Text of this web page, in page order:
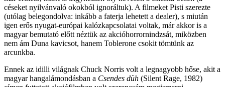
céseket nyilvánvaló okokból ignoráltuk). A filmeket Pisti szerezte
(utólag belegondolva: inkább a faterja lehetett a dealer), s miután
igen erős nyugat-európai kalózkapcsolatai voltak, már akkor is a
magyar bemutató előtt néztük az akcióhorrornindzsát, miközben
nem ám Duna kavicsot, hanem Toblerone csokit tömtünk az
arcunkba.
Ennek az idilli világnak Chuck Norris volt a legnagyobb hőse, akit a
magyar hangalámondásban a Csendes düh (Silent Rage, 1982)